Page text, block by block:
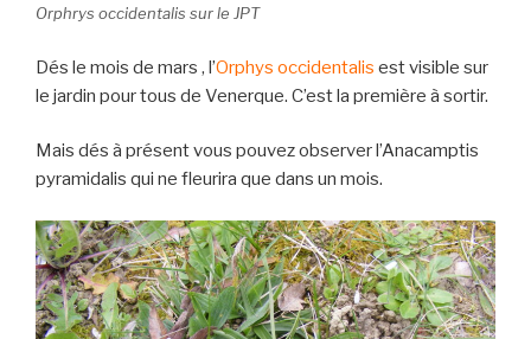
Orphrys occidentalis sur le JPT
Dés le mois de mars , l’Orphys occidentalis est visible sur
le jardin pour tous de Venerque. C’est la première à sortir.
Mais dés à présent vous pouvez observer l’Anacamptis
pyramidalis qui ne fleurira que dans un mois.